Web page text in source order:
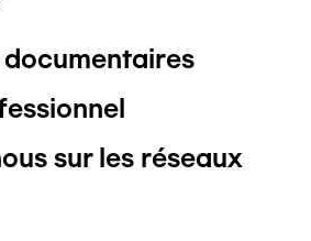
documentaires
sur les réseaux